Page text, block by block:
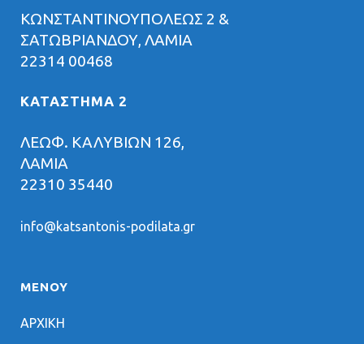
ΚΩΝΣΤΑΝΤΙΝΟΥΠΟΛΕΩΣ 2 &
ΣΑΤΩΒΡΙΑΝΔΟΥ, ΛΑΜΙΑ
22314 00468
ΚΑΤΑΣΤΗΜΑ 2
ΛΕΩΦ. ΚΑΛΥΒΙΩΝ 126,
ΛΑΜΙΑ
22310 35440
info@katsantonis-podilata.gr
ΜΕΝΟΥ
ΑΡΧΙΚΗ